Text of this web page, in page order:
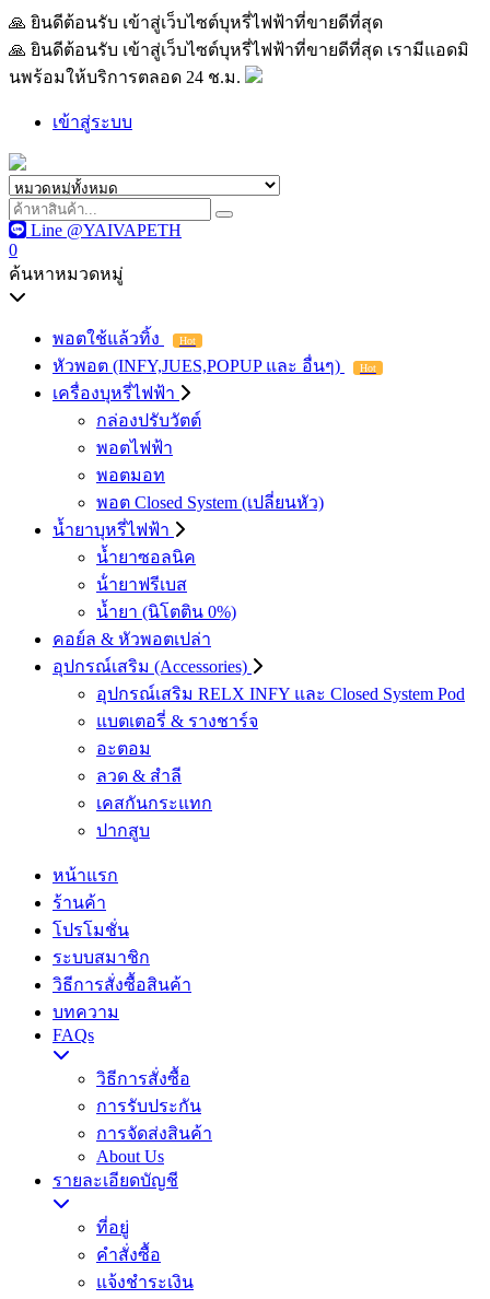
🙏 ยินดีต้อนรับ เข้าสู่เว็บไซต์บุหรี่ไฟฟ้าที่ขายดีที่สุด เรามีแอดมิน
🙏 ยินดีต้อนรับ เข้าสู่เว็บไซต์บุหรี่ไฟฟ้าที่ขายดีที่สุด เรามีแอดมิ
นพร้อมให้บริการตลอด 24 ช.ม.
เข้าสู่ระบบ
Line @YAIVAPETH
0
ค้นหาหมวดหมู่
พอตใช้แล้วทิ้ง Hot
หัวพอต (INFY,JUES,POPUP และ อื่นๆ) Hot
เครื่องบุหรี่ไฟฟ้า
กล่องปรับวัตต์
พอตไฟฟ้า
พอตมอท
พอต Closed System (เปลี่ยนหัว)
น้ำยาบุหรี่ไฟฟ้า
น้ำยาซอลนิค
น้ํายาฟรีเบส
น้ำยา (นิโตติน 0%)
คอย์ล & หัวพอตเปล่า
อุปกรณ์เสริม (Accessories)
อุปกรณ์เสริม RELX INFY และ Closed System Pod
แบตเตอรี่ & รางชาร์จ
อะตอม
ลวด ​& สำลี
เคสกันกระแทก
ปากสูบ
หน้าแรก
ร้านค้า
โปรโมชั่น
ระบบสมาชิก
วิธีการสั่งซื้อสินค้า
บทความ
FAQs
วิธีการสั่งซื้อ
การรับประกัน
การจัดส่งสินค้า
About Us
รายละเอียดบัญชี
ที่อยู่
คำสั่งซื้อ
แจ้งชำระเงิน